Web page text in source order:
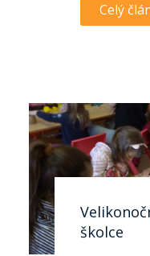
Celý
školce